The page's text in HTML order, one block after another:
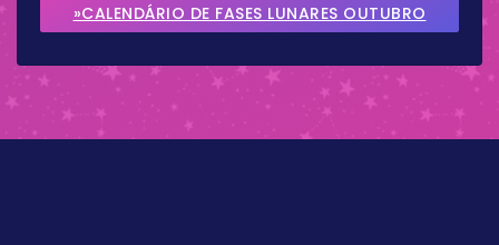
»CALENDÁRIO DE FASES LUNARES OUTUBRO